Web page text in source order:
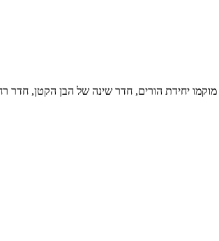
יחידת הורים, חדר שינה של הבן הקטן, חדר